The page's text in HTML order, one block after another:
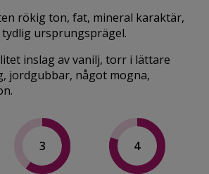
rökig ton, fat, mineral karaktär,
tydlig ursprungsprägel.
inslag av vanilj, torr i lättare
jordgubbar, något mogna,
3 4